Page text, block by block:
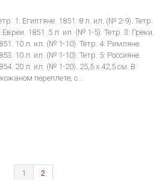
1: Египтяне. 1851. 8 л. ил. (№ 2-9). Тетр.
Евреи. 1851. 5 л. ил. (№ 1-5). Тетр. 3: Греки.
10 л. ил. (№ 1-10). Тетр. 4: Римляне.
10 л. ил. (№ 1-10). Тетр. 5: Россияне.
20 л. ил. (№ 1-20). 25,5 x 42,5 см. В
переплете, с…
1 2